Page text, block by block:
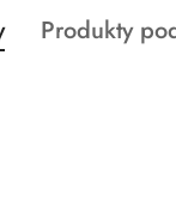
Produkty
Produkty